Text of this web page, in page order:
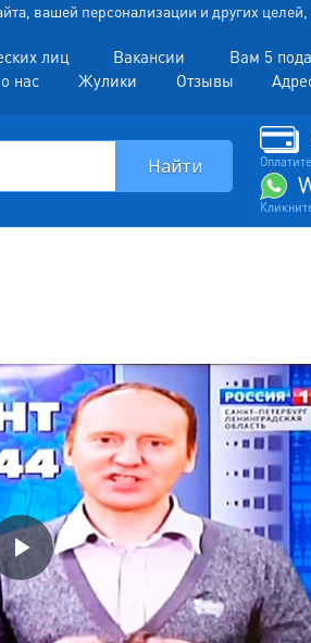
вашей персонализации и других
лиц Вакансии Вам 5
нас Жулики Отзывы